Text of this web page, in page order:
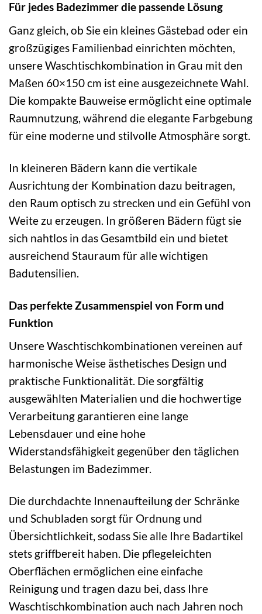
Für jedes Badezimmer die passende Lösung
Ganz gleich, ob Sie ein kleines Gästebad oder ein
großzügiges Familienbad einrichten möchten,
unsere Waschtischkombination in Grau mit den
Maßen 60×150 cm ist eine ausgezeichnete Wahl.
Die kompakte Bauweise ermöglicht eine optimale
Raumnutzung, während die elegante Farbgebung
für eine moderne und stilvolle Atmosphäre sorgt.
In kleineren Bädern kann die vertikale
Ausrichtung der Kombination dazu beitragen,
den Raum optisch zu strecken und ein Gefühl von
Weite zu erzeugen. In größeren Bädern fügt sie
sich nahtlos in das Gesamtbild ein und bietet
ausreichend Stauraum für alle wichtigen
Badutensilien.
Das perfekte Zusammenspiel von Form und
Funktion
Unsere Waschtischkombinationen vereinen auf
harmonische Weise ästhetisches Design und
praktische Funktionalität. Die sorgfältig
ausgewählten Materialien und die hochwertige
Verarbeitung garantieren eine lange
Lebensdauer und eine hohe
Widerstandsfähigkeit gegenüber den täglichen
Belastungen im Badezimmer.
Die durchdachte Innenaufteilung der Schränke
und Schubladen sorgt für Ordnung und
Übersichtlichkeit, sodass Sie alle Ihre Badartikel
stets griffbereit haben. Die pflegeleichten
Oberflächen ermöglichen eine einfache
Reinigung und tragen dazu bei, dass Ihre
Waschtischkombination auch nach Jahren noch